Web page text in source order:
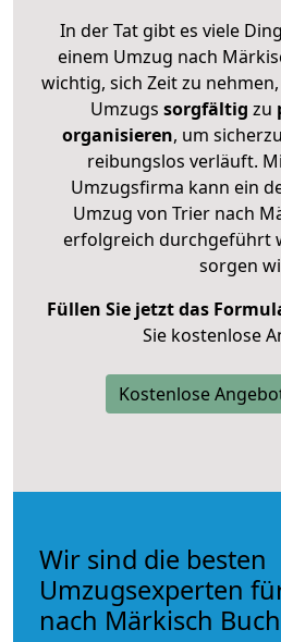
In der Tat gibt es viele
einem Umzug nach
wichtig, sich Zeit zu
Umzugs sorgfältig zu
organisieren, um
reibungslos verläuft.
Umzugsfirma kann ein
Umzug von Trier nach
erfolgreich durchgeführt
sorgen
Füllen Sie jetzt das
Sie kostenlose
Kostenlose
Wir sind die besten
Umzugsexperten
nach Märkisch